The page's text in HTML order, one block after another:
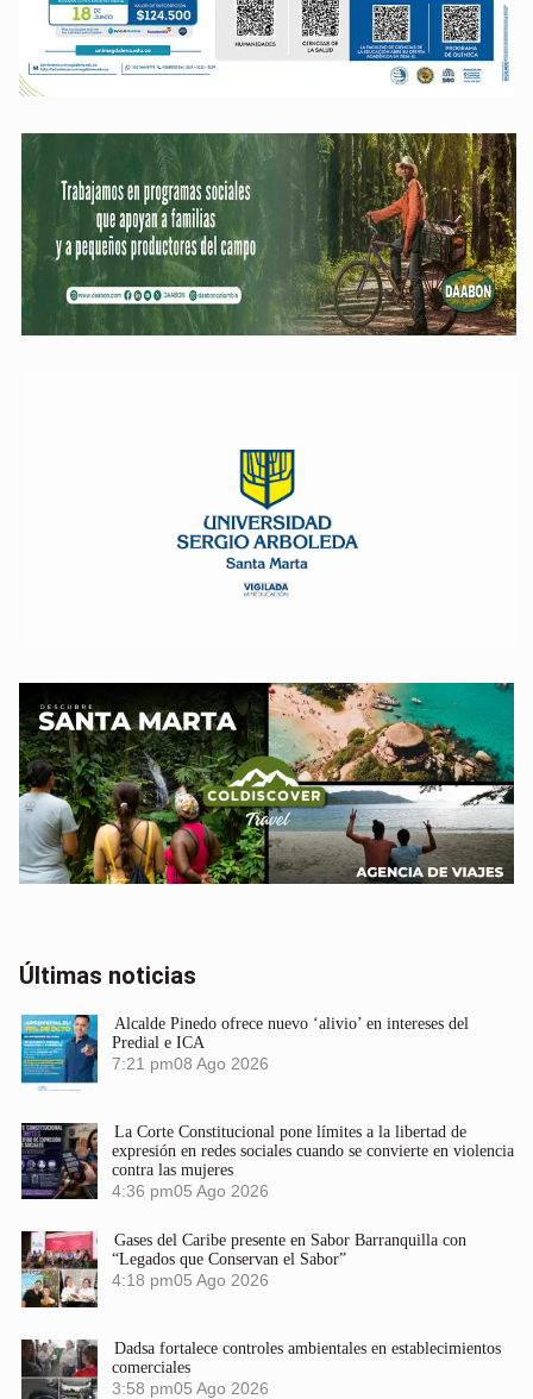
Últimas noticias
Alcalde Pinedo ofrece nuevo ‘alivio’ en intereses del
Predial e ICA
7:21 pm08 Ago 2026
La Corte Constitucional pone límites a la libertad de
expresión en redes sociales cuando se convierte en violencia
contra las mujeres
4:36 pm05 Ago 2026
Gases del Caribe presente en Sabor Barranquilla con
“Legados que Conservan el Sabor”
4:18 pm05 Ago 2026
Dadsa fortalece controles ambientales en establecimientos
comerciales
3:58 pm05 Ago 2026